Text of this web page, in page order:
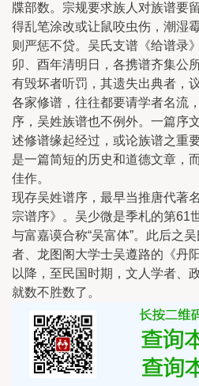
牒部数。宗规要求族人对族谱要
得乱笔涂改或让鼠咬虫伤，潮湿
则严惩不贷。吴氏支谱《给谱录
卯、酉年清明日，各携谱齐集公
有毁坏者听罚，其遗失出典者，
各家修谱，往往都要请学者名流
序，吴姓族谱也不例外。一篇序
述修谱缘起经过，或论族谱之重
是一篇简短的历史和道德文章，
佳作。
现存吴姓谱序，最早当推唐代著
宗谱序》。吴少微是季札的第61
与富嘉谟合称“吴富体”。此后之
者、龙图阁大学士吴遵路的《丹
以降，至民国时期，文人学者、
就数不胜数了。